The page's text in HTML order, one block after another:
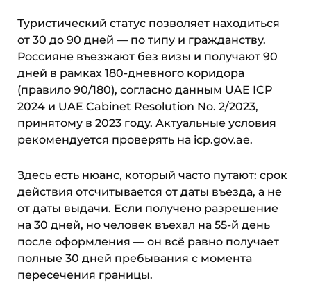
Туристический статус позволяет находиться
от 30 до 90 дней — по типу и гражданству.
Россияне въезжают без визы и получают 90
дней в рамках 180-дневного коридора
(правило 90/180), согласно данным UAE ICP
2024 и UAE Cabinet Resolution No. 2/2023,
принятому в 2023 году. Актуальные условия
рекомендуется проверять на icp.gov.ae.
Здесь есть нюанс, который часто путают: срок
действия отсчитывается от даты въезда, а не
от даты выдачи. Если получено разрешение
на 30 дней, но человек въехал на 55-й день
после оформления — он всё равно получает
полные 30 дней пребывания с момента
пересечения границы.